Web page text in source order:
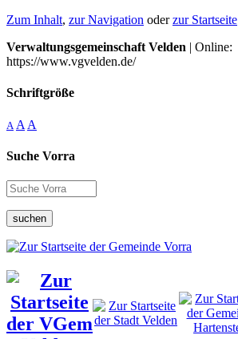
Zum Inhalt, zur Navigation oderzur Startseite
Verwaltungsgemeinschaft Velden | Online:
https://www.vgvelden.de/
Schriftgröße
A A A
Suche Vorra
suchen